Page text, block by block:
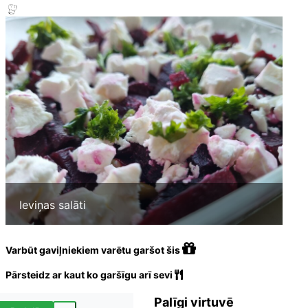
Ieviņas salāti
Varbūt gaviļniekiem varētu garšot šis
Pārsteidz ar kaut ko garšīgu arī sevi
Palīgi virtuvē